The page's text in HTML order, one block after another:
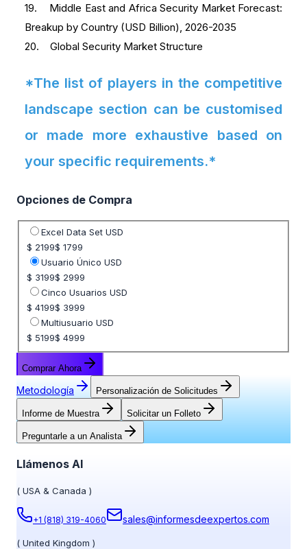
19. Middle East and Africa Security Market Forecast:
Breakup by Country (USD Billion), 2026-2035
20. Global Security Market Structure
*The list of players in the competitive
landscape section can be customised
or made more exhaustive based on
your specific requirements.*
Opciones de Compra
Seleccione opción de precio
Excel Data Set USD
$ 2199$ 1799
Usuario Único USD
$ 3199$ 2999
Cinco Usuarios USD
$ 4199$ 3999
Multiusuario USD
$ 5199$ 4999
Comprar Ahora
Metodología Personalización de Solicitudes
Informe de Muestra Solicitar un Folleto
Preguntarle a un Analista
Llámenos Al
( USA & Canada )
+1 (818) 319-4060 sales@informesdeexpertos.com
( United Kingdom )